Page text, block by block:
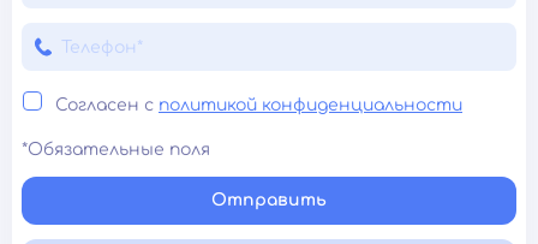
Согласен с политикой конфиденциальности
*Обязательные поля
Отправить